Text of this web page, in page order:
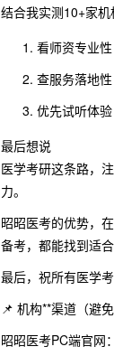
结合我实测10+家机
看师资专业
查服务落地
优先试听体
最后想说
医学考研这条路，
力。
昭昭医考的优势，
备考，都能找到适
最后，祝所有医学
📌 机构**渠道（避
昭昭医考PC端官网：